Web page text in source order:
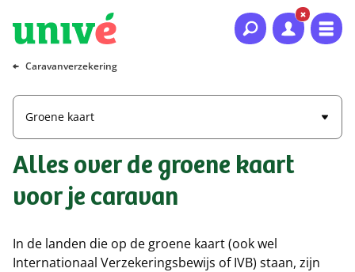
Naar hoofdinhoud
Naar hoofdnavigatie
Naar footer
Caravanverzekering
Groene kaart
Alles over de groene kaart
voor je caravan
In de landen die op de groene kaart (ook wel
Internationaal Verzekeringsbewijs of IVB) staan, zijn